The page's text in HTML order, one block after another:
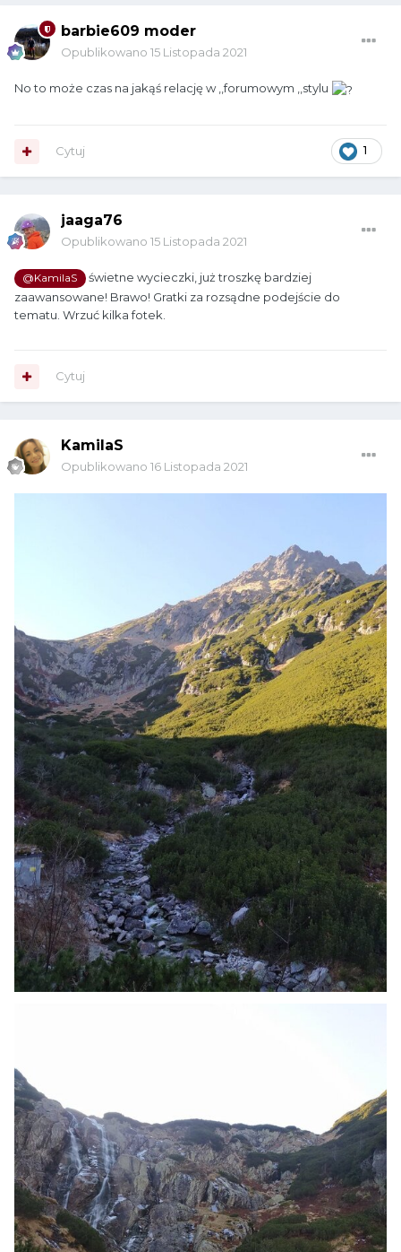
barbie609 moder
Opublikowano 15 Listopada 2021
No to może czas na jakąś relację w ,,forumowym ,,stylu
1
Cytuj
jaaga76
Opublikowano 15 Listopada 2021
@KamilaS
świetne wycieczki, już troszkę bardziej
zaawansowane! Brawo! Gratki za rozsądne podejście do
tematu. Wrzuć kilka fotek.
Cytuj
KamilaS
Opublikowano 16 Listopada 2021